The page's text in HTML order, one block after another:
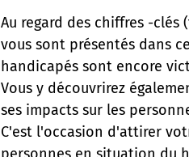
Au regard des chiffres -
vous sont présentés dans
handicapés sont encore
Vous y découvrirez
ses impacts sur les
C'est l'occasion d'attirer